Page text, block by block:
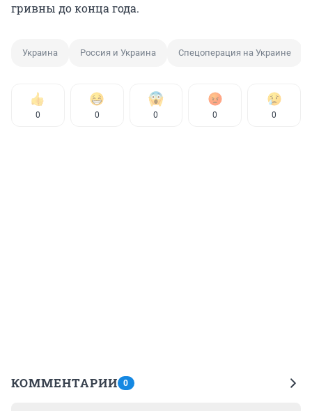
гривны до конца года.
Украина Россия и Украина Спецоперация на Украине
0 0 0 0 0
КОММЕНТАРИИ 0